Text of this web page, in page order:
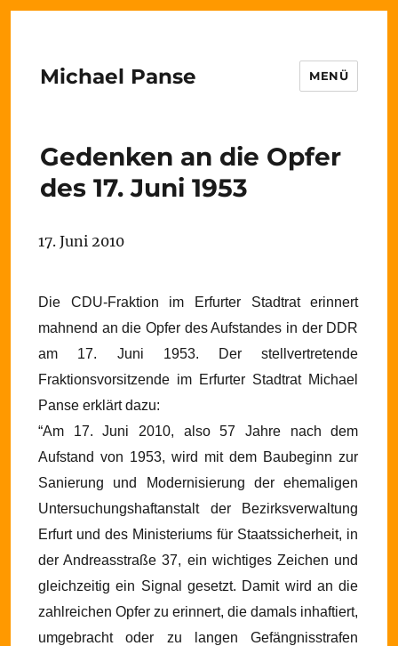
Michael Panse MENÜ
Gedenken an die Opfer
des 17. Juni 1953
17. Juni 2010
Die CDU-Fraktion im Erfurter Stadtrat erinnert
mahnend an die Opfer des Aufstandes in der DDR
am 17. Juni 1953. Der stellvertretende
Fraktionsvorsitzende im Erfurter Stadtrat Michael
Panse erklärt dazu:
“Am 17. Juni 2010, also 57 Jahre nach dem
Aufstand von 1953, wird mit dem Baubeginn zur
Sanierung und Modernisierung der ehemaligen
Untersuchungshaftanstalt der Bezirksverwaltung
Erfurt und des Ministeriums für Staatssicherheit, in
der Andreasstraße 37, ein wichtiges Zeichen und
gleichzeitig ein Signal gesetzt. Damit wird an die
zahlreichen Opfer zu erinnert, die damals inhaftiert,
umgebracht oder zu langen Gefängnisstrafen